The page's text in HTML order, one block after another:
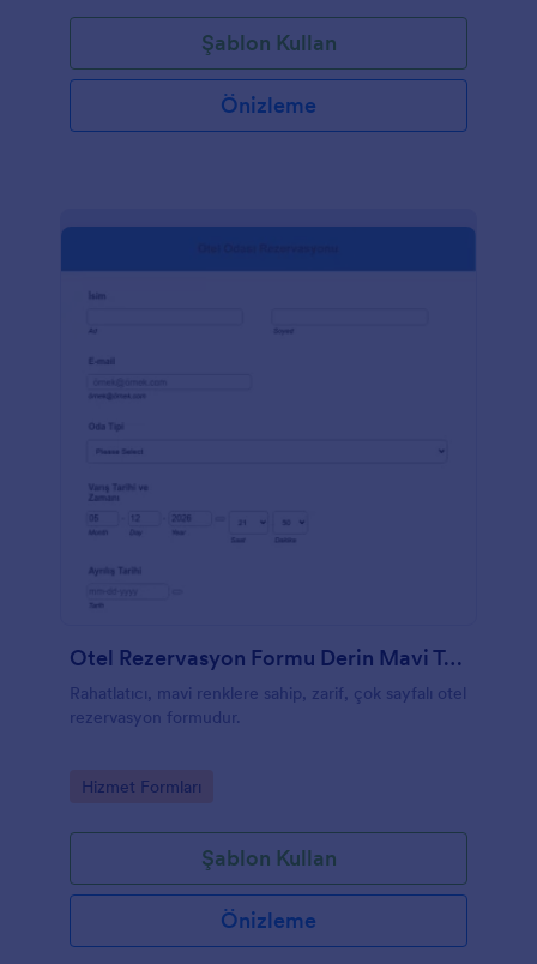
Şablon Kullan
Önizleme
Otel Rezervasyon Formu Derin Mavi Tema
Rahatlatıcı, mavi renklere sahip, zarif, çok sayfalı otel
rezervasyon formudur.
Go to Category:
Hizmet Formları
Şablon Kullan
Önizleme